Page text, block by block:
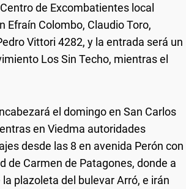
de Excombatientes local
Efraín Colombo, Claudio Toro,
Vittori 4282, y la entrada será un
Los Sin Techo, mientras el
el domingo en San Carlos
en Viedma autoridades
desde las 8 en avenida Perón con
de Carmen de Patagones, donde a
plazoleta del bulevar Arró, e irán